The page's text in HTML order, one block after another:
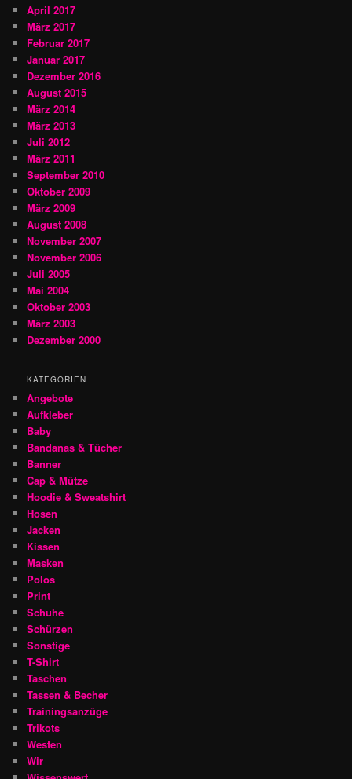
April 2017
März 2017
Februar 2017
Januar 2017
Dezember 2016
August 2015
März 2014
März 2013
Juli 2012
März 2011
September 2010
Oktober 2009
März 2009
August 2008
November 2007
November 2006
Juli 2005
Mai 2004
Oktober 2003
März 2003
Dezember 2000
KATEGORIEN
Angebote
Aufkleber
Baby
Bandanas & Tücher
Banner
Cap & Mütze
Hoodie & Sweatshirt
Hosen
Jacken
Kissen
Masken
Polos
Print
Schuhe
Schürzen
Sonstige
T-Shirt
Taschen
Tassen & Becher
Trainingsanzüge
Trikots
Westen
Wir